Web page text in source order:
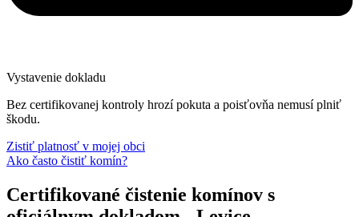
Vystavenie dokladu
Bez certifikovanej kontroly hrozí pokuta a poisťovňa nemusí plniť
škodu.
Zistiť platnosť v mojej obci
Ako často čistiť komín?
Certifikované čistenie komínov s